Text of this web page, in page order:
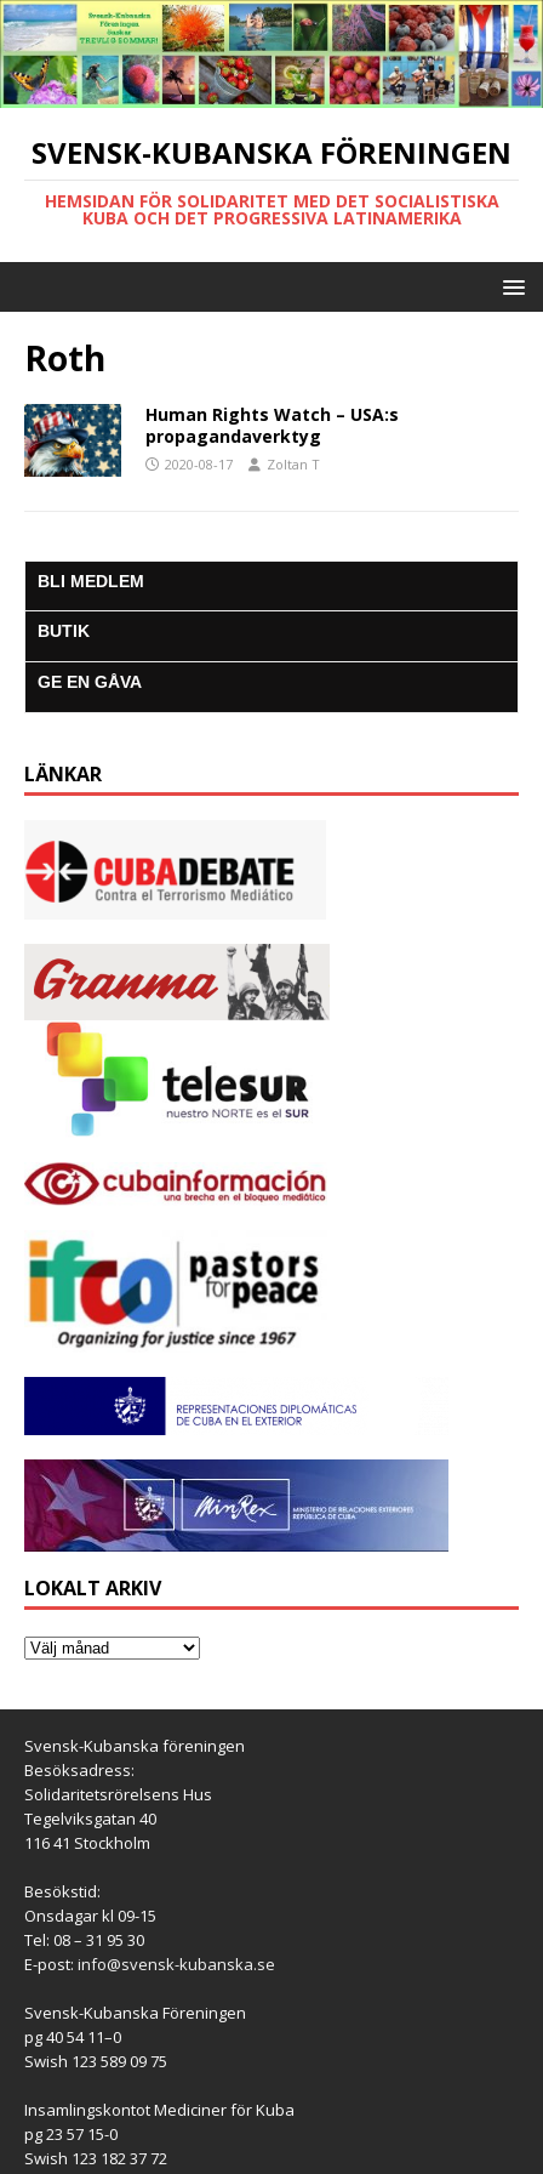
SVENSK-KUBANSKA FÖRENINGEN
HEMSIDAN FÖR SOLIDARITET MED DET SOCIALISTISKA
KUBA OCH DET PROGRESSIVA LATINAMERIKA
Roth
Human Rights Watch – USA:s
propagandaverktyg
2020-08-17 Zoltan T
BLI MEDLEM
BUTIK
GE EN GÅVA
LÄNKAR
LOKALT ARKIV
Svensk-Kubanska föreningen
Besöksadress:
Solidaritetsrörelsens Hus
Tegelviksgatan 40
116 41 Stockholm
Besökstid:
Onsdagar kl 09-15
Tel: 08 – 31 95 30
E-post: info@svensk-kubanska.se
Svensk-Kubanska Föreningen
pg 40 54 11–0
Swish 123 589 09 75
Insamlingskontot Mediciner för Kuba
pg 23 57 15-0
Swish 123 182 37 72